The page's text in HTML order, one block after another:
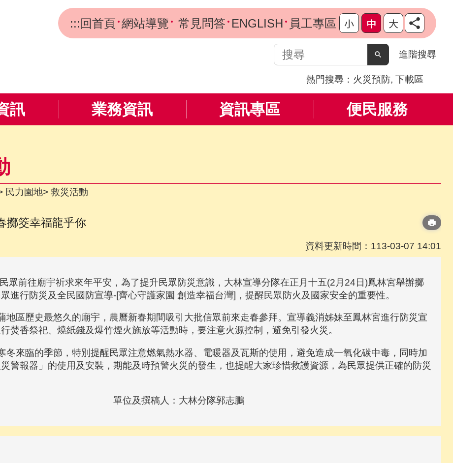
:::回首頁 網站導覽 常見問答 ENGLISH 員工專區
搜
尋
進階搜尋
熱門搜尋： 火災預防 下載區
訊 業務資訊 資訊專區 便民服務
民力園地 救災活動
擲筊幸福龍乎你
資料更新時間：113-03-07 14:01
前往廟宇祈求來年平安，為了提升民眾防災意識，大林宣導分隊在正月十五(2月24日)鳳林宮舉辦擲
進行防災及全民國防宣導-[齊心守護家園 創造幸福台灣]，提醒民眾防火及國家安全的重要性。
區歷史最悠久的廟宇，農曆新春期間吸引大批信眾前來走春參拜。宣導義消姊妹至鳳林宮進行防災宣
焚香祭祀、燒紙錢及爆竹煙火施放等活動時，要注意火源控制，避免引發火災。
來臨的季節，特別提醒民眾注意燃氣熱水器、電暖器及瓦斯的使用，避免造成一氧化碳中毒，同時加
警報器」的使用及安裝，期能及時預警火災的發生，也提醒大家珍惜救護資源，為民眾提供正確的防災
單位及撰稿人：大林分隊郭志鵬